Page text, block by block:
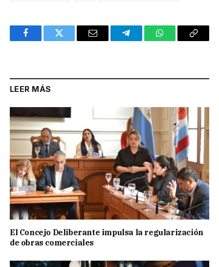
FacebookTwitter Email TelegramWhatsAppCopy
LEER MÁS
El Concejo Deliberante impulsa la regularización
de obras comerciales